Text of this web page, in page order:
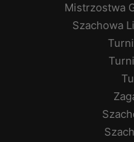
Mistrzostwa
Szachowa